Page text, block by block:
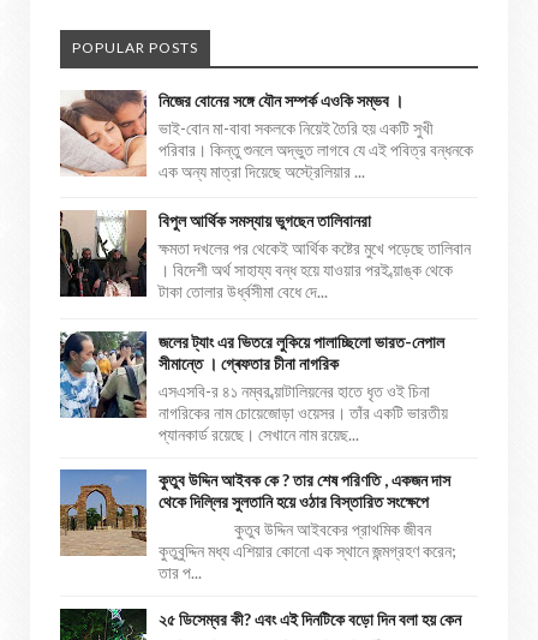
POPULAR POSTS
নিজের বোনের সঙ্গে যৌন সম্পর্ক এওকি সম্ভব ।
ভাই-বোন মা-বাবা সকলকে নিয়েই তৈরি হয় একটি সুখী
পরিবার। কিন্তু শুনলে অদ্ভুত লাগবে যে এই পবিত্র বন্ধনকে
এক অন্য মাত্রা দিয়েছে অস্ট্রেলিয়ার ...
বিপুল আর্থিক সমস্যায় ভুগছেন তালিবানরা
ক্ষমতা দখলের পর থেকেই আর্থিক কষ্টের মুখে পড়েছে তালিবান
। বিদেশী অর্থ সাহায্য বন্ধ হয়ে যাওয়ার পরই ব্য়াঙ্ক থেকে
টাকা তোলার উর্ধ্বসীমা বেধে দে...
জলের ট্যাং এর ভিতরে লুকিয়ে পালাচ্ছিলো ভারত-নেপাল
সীমান্তে । গ্ৰেফতার চীনা নাগরিক
এসএসবি-র ৪১ নম্বর ব্য়াটালিয়নের হাতে ধৃত ওই চিনা
নাগরিকের নাম চোয়েজোড়া ওয়েসর। তাঁর একটি ভারতীয়
প্যানকার্ড রয়েছে। সেখানে নাম রয়েছ...
কুতুব উদ্দিন আইবক কে ? তার শেষ পরিণতি , একজন দাস
থেকে দিল্লির সুলতানি হয়ে ওঠার বিস্তারিত সংক্ষেপে
কুতুব উদ্দিন আইবকের প্রাথমিক জীবন
কুতুবুদ্দিন মধ্য এশিয়ার কোনো এক স্থানে জন্মগ্রহণ করেন;
তার প...
২৫ ডিসেম্বর কী? এবং এই দিনটিকে বড়ো দিন বলা হয় কেন